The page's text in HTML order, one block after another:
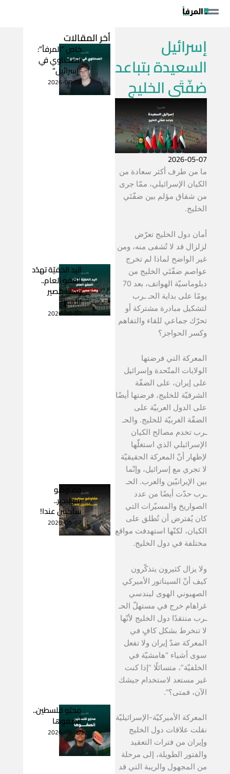
إسرائيل
السعيدة بتباعد
ضفّتَي الخليج
2026-05-07
ما من طرف أكثر سعادة من
الكيان الإسرائيلي، ممّا جرى
من شقاق مؤلم بين ضفّتَي
الخليج.
أمان دول الخليج تعرّض
لزلزال قد لا تُشفى منه، ومن
غير الواضح لماذا لم تخرج
عواصم ضفّتَي الخليج من
دبلوماسيّة الهواتف، بعد 70
يومًا على بداية الحـ ـرب
لتشكيل مبادرة مشتركة أو
تحرّك جماعي للقاء والتفاهم
وكسر الحواجز؟
المعركة التي فرضتها
الولايات المتّحدة وإسرائيل
على إيران، على الضفّة
الشرقيّة للخليج، فرضتها أيضًا
على الدول العربيّة على
الضفّة الغربيّة للخليج. والحـ
ـرب تخدم مصالح الكيان
الإسرائيلي الذي استغلّها
لإظهار أنّ المعركة الحقيقيّة
لا تجري مع إسرائيل، وإنّما
بين الإيرانيّين والعرب. الحـ
ـرب حدّت أيضًا من عدد
الصواريخ والمسيّرات التي
كان يُفترض أن تُطلق على
الكيان، لكنّها استهدفت مواقع
مختلفة في دول الخليج.
ولا يزال كثيرون يتذكّرون
كيف أنّ السيناتور الأميركي
الصهيوني الهوى ليندسي
غراهام خرج في مستهلّ الحـ
ـرب منتقدًا دول الخليج لأنّها
لا تنخرط بشكل كافٍ في
المعركة ضدّ إيران ولا تفعل
سوى أشياء “هامشيّة في
الخلفيّة”، متسائلًا “إذا كنت
غير مستعد لاستخدام جيشك
الآن، فمتى؟”.
المعركة الأميركيّة-الإسرائيليّة
نقلت علاقات دول الخليج
وإيران من فترات التعقيد
والفتور الطويلة، إلى مرحلة
من المجهول والريبة التي قد
أخر المقالات
خاص “المرفأ”:
الصحناوي في
“إسرائيل”
2026-08-08
اليد الخفيّة تهدّد
العفو العام..
وهذا مصير
الأسير!
2026-08-07
مفاوضو
سوليدير..
ساكنين عندا!
2026-08-07
محبّو فلسطين..
أنصفوها
2026-08-07